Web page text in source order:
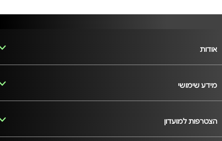
אודות
מידע שימושי
הצטרפות למועדון